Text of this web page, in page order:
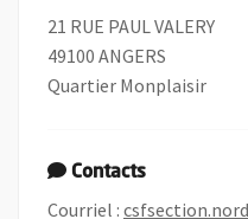
21 RUE PAUL VALERY
49100 ANGERS
Quartier Monplaisir
Contacts
Courriel :